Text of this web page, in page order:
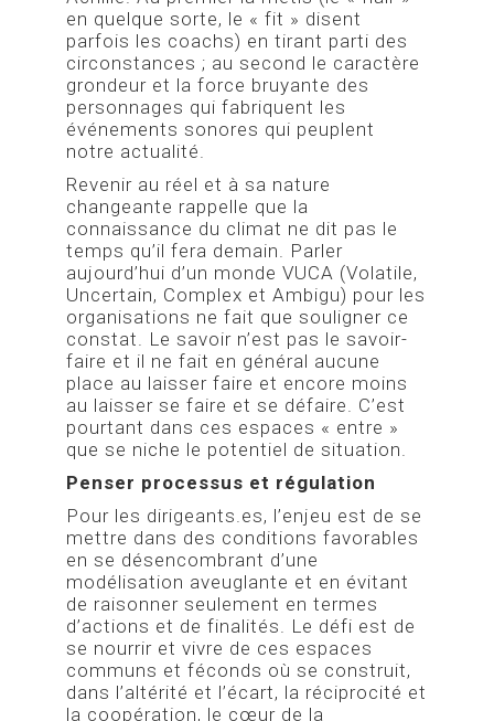
en quelque sorte, le « fit » disent
parfois les coachs) en tirant parti des
circonstances ; au second le caractère
grondeur et la force bruyante des
personnages qui fabriquent les
événements sonores qui peuplent
notre actualité.
Revenir au réel et à sa nature
changeante rappelle que la
connaissance du climat ne dit pas le
temps qu’il fera demain. Parler
aujourd’hui d’un monde VUCA (Volatile,
Uncertain, Complex et Ambigu) pour les
organisations ne fait que souligner ce
constat. Le savoir n’est pas le savoir-
faire et il ne fait en général aucune
place au laisser faire et encore moins
au laisser se faire et se défaire. C’est
pourtant dans ces espaces « entre »
que se niche le potentiel de situation.
Penser processus et régulation
Pour les dirigeants.es, l’enjeu est de se
mettre dans des conditions favorables
en se désencombrant d’une
modélisation aveuglante et en évitant
de raisonner seulement en termes
d’actions et de finalités. Le défi est de
se nourrir et vivre de ces espaces
communs et féconds où se construit,
dans l’altérité et l’écart, la réciprocité et
la coopération, le cœur de la